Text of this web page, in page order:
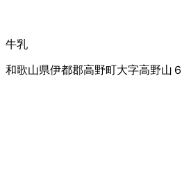
牛乳
和歌山県伊都郡高野町大字高野山